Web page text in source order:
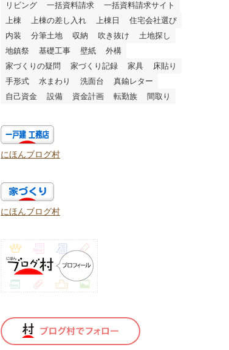
リビング
一括資料請求
一括資料請求サイト
上棟
上棟の差し入れ 上棟日
住宅会社選び
内装
分筆土地 収納 吹き抜け
土地探し
地鎮祭
基礎工事 壁紙
外構
家づくりの疑問
家づくり記録 家具
床貼り
手形式
水まわり 洗面台
真鍮レター
自己資金
設備 資金計画 転勤族 間取り
にほんブログ村
にほんブログ村